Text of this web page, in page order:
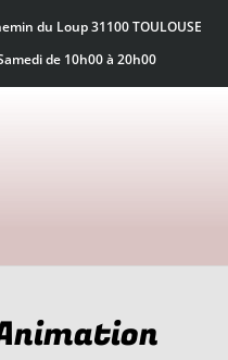
du Loup 31100 TOULOUSE
de 10h00 à 20h00